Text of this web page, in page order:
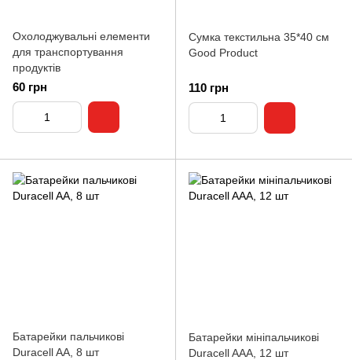
Охолоджувальні елементи
для транспортування
продуктів
60 грн
Сумка текстильна 35*40 см
Good Product
110 грн
Батарейки пальчикові
Duracell AA, 8 шт
Батарейки мініпальчикові
Duracell AAA, 12 шт